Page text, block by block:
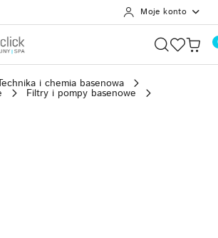
Moje konto
i chemia basenowa
Filtry i pompy basenowe